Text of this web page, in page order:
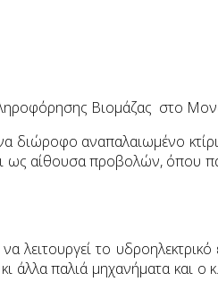
Βιομάζας στο
διώροφο αναπαλαιωμένο
ως αίθουσα προβολών, όπου
λειτουργεί το
άλλα παλιά μηχανήματα και